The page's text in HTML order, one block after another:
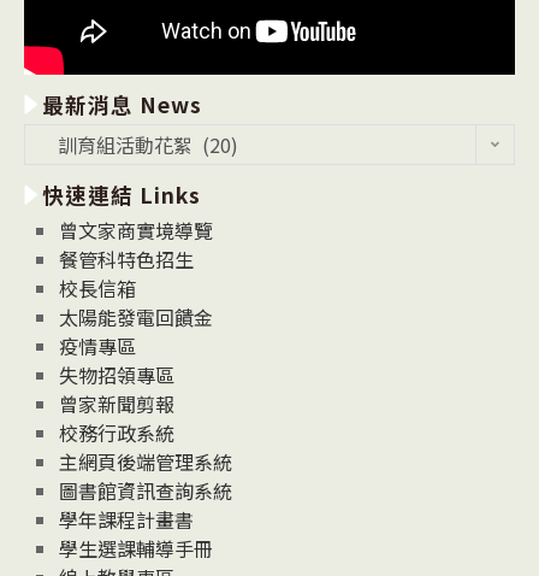
最新消息 News
消
息
News
訓育組活動花絮 (20)
快速連結 Links
曾文家商實境導覽
餐管科特色招生
校長信箱
太陽能發電回饋金
疫情專區
失物招領專區
曾家新聞剪報
校務行政系統
主網頁後端管理系統
圖書館資訊查詢系統
學年課程計畫書
學生選課輔導手冊